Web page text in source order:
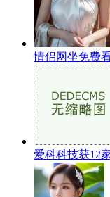
情侣网坐免费
爱科科技获12